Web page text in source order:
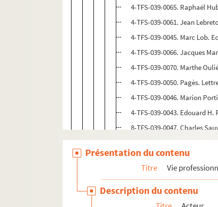
4-TFS-039-0065. Raphaël
4-TFS-039-0061. Jean
4-TFS-039-0045. Marc Lob.
4-TFS-039-0066. Jacques
4-TFS-039-0070. Marthe
4-TFS-039-0050. Pagès.
4-TFS-039-0046. Marion
4-TFS-039-0043. Edouard
8-TFS-039-0047. Charles
8-TFS-039-0043. Jean-
4-TFS-039-0039. Siroux.
4-TFS-039-0069. Syndicat
4-TFS-039-0052. Théâtre
Présentation du contenu
Titre Vie
Description du contenu